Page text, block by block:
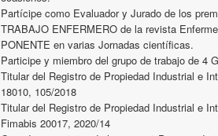
Partícipe como Evaluador y Jurado de los
TRABAJO ENFERMERO de la revista
PONENTE en varias Jornadas científicas.
Participe y miembro del grupo de trabajo de 4
Titular del Registro de Propiedad Industrial e
18010, 105/2018
Titular del Registro de Propiedad Industrial e
Fimabis 20017, 2020/14